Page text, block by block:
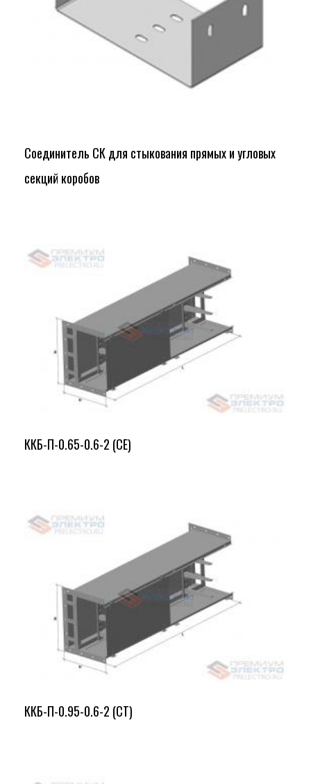
Соединитель СК для стыкования прямых и угловых
секций коробов
ККБ-П-0.65-0.6-2 (СЕ)
ККБ-П-0.95-0.6-2 (СТ)